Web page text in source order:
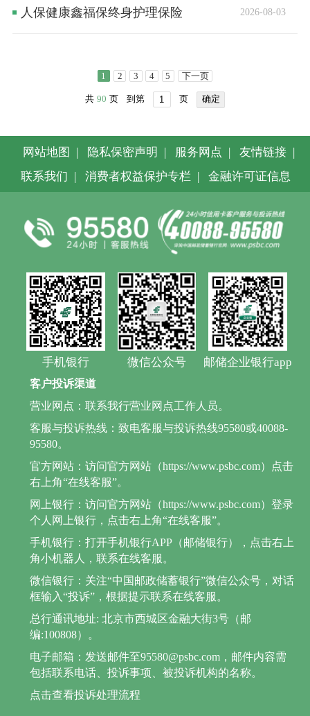
2026-08-03
人保健康鑫福保终身护理保险
1 2 3 4 5 下一页
共 90 页 到第 页 确定
网站地图 | 隐私保密声明 | 服务网点 | 友情链接 |
联系我们 | 消费者权益保护专栏 | 金融许可证信息
手机银行 微信公众号 邮储企业银行app
客户投诉渠道
营业网点：联系我行营业网点工作人员。
客服与投诉热线：致电客服与投诉热线95580或40088-
95580。
官方网站：访问官方网站（https://www.psbc.com）点击
右上角“在线客服”。
网上银行：访问官方网站（https://www.psbc.com）登录
个人网上银行，点击右上角“在线客服”。
手机银行：打开手机银行APP（邮储银行），点击右上
角小机器人，联系在线客服。
微信银行：关注“中国邮政储蓄银行”微信公众号，对话
框输入“投诉”，根据提示联系在线客服。
总行通讯地址: 北京市西城区金融大街3号（邮
编:100808）。
电子邮箱：发送邮件至95580@psbc.com，邮件内容需
包括联系电话、投诉事项、被投诉机构的名称。
点击查看投诉处理流程